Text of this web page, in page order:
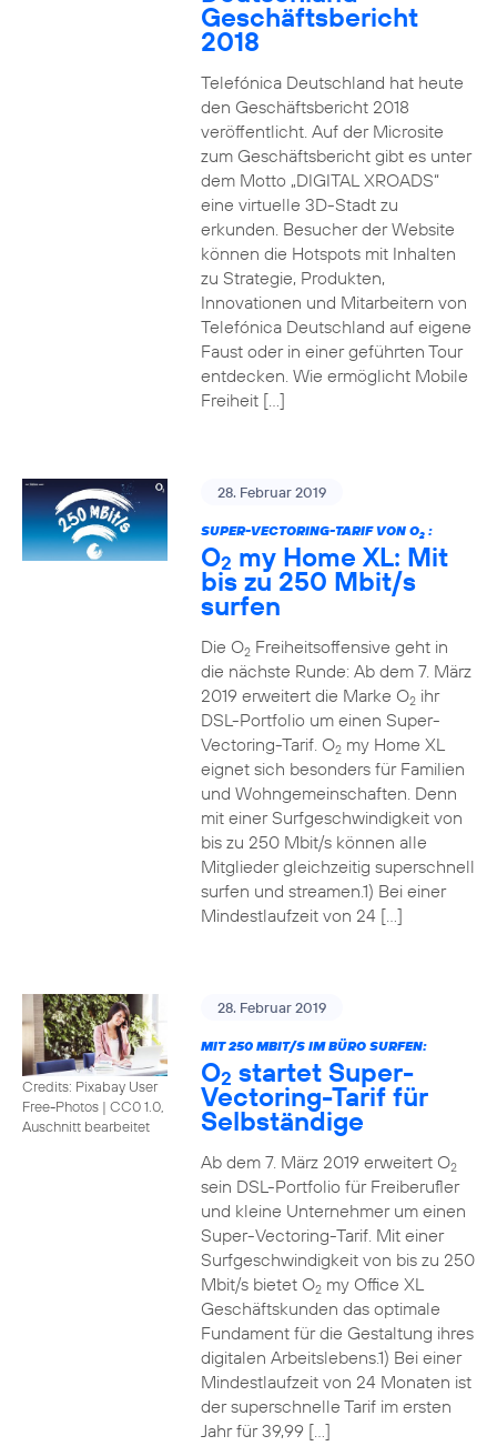
Geschäftsbericht
2018
Telefónica Deutschland hat heute
den Geschäftsbericht 2018
veröffentlicht. Auf der Microsite
zum Geschäftsbericht gibt es unter
dem Motto „DIGITAL XROADS“
eine virtuelle 3D-Stadt zu
erkunden. Besucher der Website
können die Hotspots mit Inhalten
zu Strategie, Produkten,
Innovationen und Mitarbeitern von
Telefónica Deutschland auf eigene
Faust oder in einer geführten Tour
entdecken. Wie ermöglicht Mobile
Freiheit […]
28. Februar 2019
SUPER-VECTORING-TARIF VON O2:
O2 my Home XL: Mit
bis zu 250 Mbit/s
surfen
Die O2Freiheitsoffensive geht in
die nächste Runde: Ab dem 7. März
2019 erweitert die Marke O2ihr
DSL-Portfolio um einen Super-
Vectoring-Tarif. O2my Home XL
eignet sich besonders für Familien
und Wohngemeinschaften. Denn
mit einer Surfgeschwindigkeit von
bis zu 250 Mbit/s können alle
Mitglieder gleichzeitig superschnell
surfen und streamen.1) Bei einer
Mindestlaufzeit von 24 […]
Credits: Pixabay User
Free-Photos | CC0 1.0,
Auschnitt bearbeitet
28. Februar 2019
MIT 250 MBIT/S IM BÜRO SURFEN:
O2 startet Super-
Vectoring-Tarif für
Selbständige
Ab dem 7. März 2019 erweitert O2
sein DSL-Portfolio für Freiberufler
und kleine Unternehmer um einen
Super-Vectoring-Tarif. Mit einer
Surfgeschwindigkeit von bis zu 250
Mbit/s bietet O2my Office XL
Geschäftskunden das optimale
Fundament für die Gestaltung ihres
digitalen Arbeitslebens.1) Bei einer
Mindestlaufzeit von 24 Monaten ist
der superschnelle Tarif im ersten
Jahr für 39,99 […]